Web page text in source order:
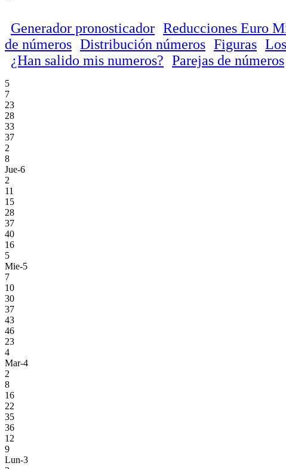
Generador pronosticador Reducciones Euro
de números Distribución números Figuras
¿Han salido mis numeros? Parejas de números
5
7
23
28
33
37
2
8
Jue-6
2
11
15
28
37
40
16
5
Mie-5
7
10
30
37
43
46
23
4
Mar-4
2
8
16
22
35
36
12
9
Lun-3